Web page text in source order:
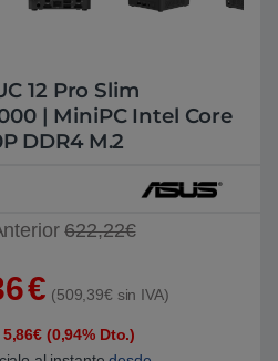
12 Pro Slim
| MiniPC Intel Core
DDR4 M.2
622,22€
€ (509,39€ sin IVA)
(0,94% Dto.)